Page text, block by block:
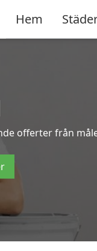
Hem
offerter från